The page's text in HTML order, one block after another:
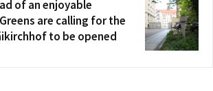
of an enjoyable
are calling for the
to be opened